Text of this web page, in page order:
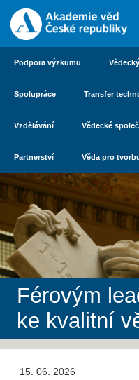
Podpora výzkumu
Spolupráce Transfer
Vzdělávání Vědecké
Partnerství Věda pro
Férovým
ke kvalitní
15. 06. 2026